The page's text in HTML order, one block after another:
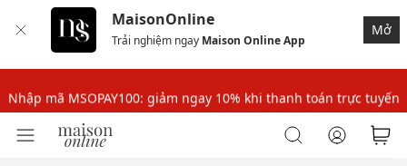
MaisonOnline
Trải nghiệm ngay Maison Online App
Mở
Nhập mã MSOPAY100: giảm ngay 10% khi thanh toán trực tuyến
Nhập mã MSOPAY100: giảm ngay 10% khi thanh toán trực tuyến
Nhập mã: MSOXINCHAO - Giảm 10% đơn đầu cho thành viên mới!